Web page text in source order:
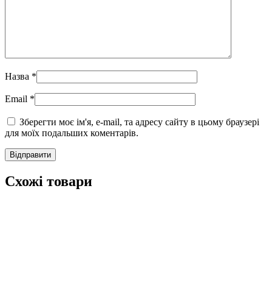
Назва *
Email *
Зберегти моє ім'я, e-mail, та адресу сайту в цьому браузері
для моїх подальших коментарів.
Схожі товари